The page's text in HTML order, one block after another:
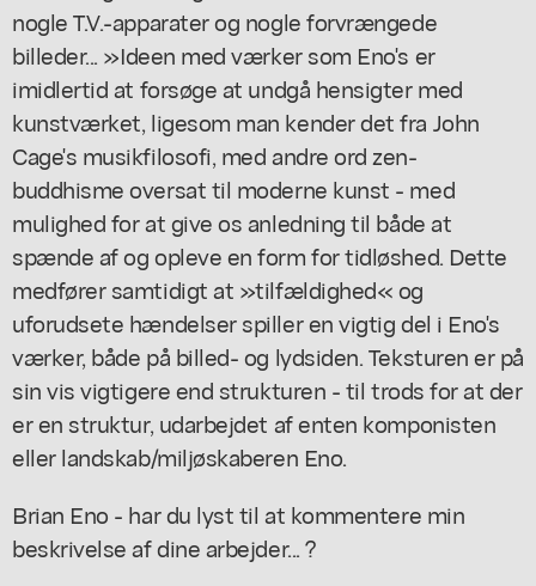
nogle T.V.-apparater og nogle forvrængede
billeder... »Ideen med værker som Eno's er
imidlertid at forsøge at undgå hensigter med
kunstværket, ligesom man kender det fra John
Cage's musikfilosofi, med andre ord zen-
buddhisme oversat til moderne kunst - med
mulighed for at give os anledning til både at
spænde af og opleve en form for tidløshed. Dette
medfører samtidigt at »tilfældighed« og
uforudsete hændelser spiller en vigtig del i Eno's
værker, både på billed- og lydsiden. Teksturen er på
sin vis vigtigere end strukturen - til trods for at der
er en struktur, udarbejdet af enten komponisten
eller landskab/miljøskaberen Eno.
Brian Eno - har du lyst til at kommentere min
beskrivelse af dine arbejder... ?